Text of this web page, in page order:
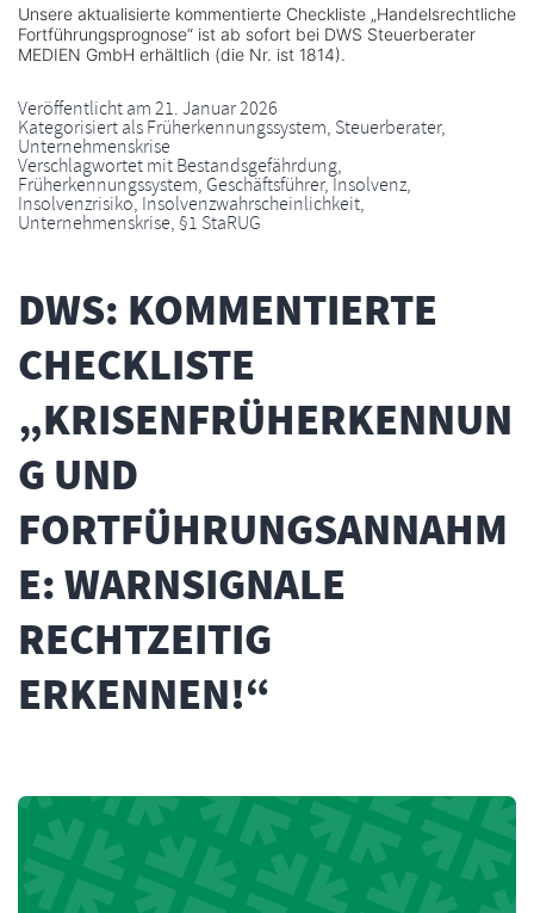
Unsere aktualisierte kommentierte Checkliste „Handelsrechtliche
Fortführungsprognose“ ist ab sofort bei DWS Steuerberater
MEDIEN GmbH erhältlich (die Nr. ist 1814).
Veröffentlicht am21. Januar 2026
Kategorisiert alsFrüherkennungssystem, Steuerberater,
Unternehmenskrise
Verschlagwortet mitBestandsgefährdung,
Früherkennungssystem, Geschäftsführer,Insolvenz,
Insolvenzrisiko, Insolvenzwahrscheinlichkeit,
Unternehmenskrise,§1 StaRUG
DWS: KOMMENTIERTE
CHECKLISTE
„KRISENFRÜHERKENNUN
G UND
FORTFÜHRUNGSANNAHM
E: WARNSIGNALE
RECHTZEITIG
ERKENNEN!“